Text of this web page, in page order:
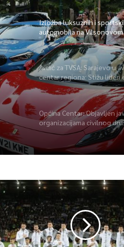
Izložba luksuznih i
automobila na Vilsonovom
Avdić za TVSA: Sarajevo u
centar regiona: Stižu lideri
gradova
Općina Centar: Objavljen
organizacijama civilnog